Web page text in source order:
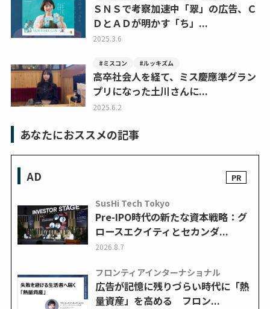
ＳＮＳで考察加速中「翠」の広告、Ｃ
ＤとＡＤが明かす「ち」...
2025.3.6
#ミスコン #ルッキズム
高卒社会人を経て、ミス慶應準グラン
プリになった土川さんに...
2025.6.2
あなたにおススメの記事
AD
SusHi Tech Tokyo
Pre-IPO時代の新たな資本戦略：グ
ロースエクイティとセカンダ...
2026.8.7
フロンティアインターナショナル
広告が記憶に残りづらい時代に「熱
量資産」を高める フロン...